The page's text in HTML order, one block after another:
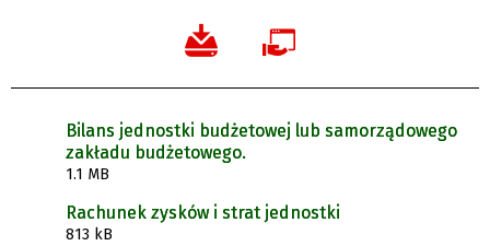
Bilans jednostki budżetowej lub samorządowego
zakładu budżetowego.
1.1 MB
Rachunek zysków i strat jednostki
813 kB